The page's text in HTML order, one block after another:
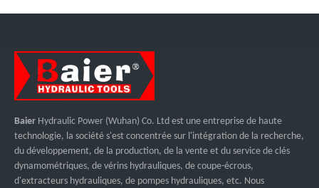
Baier Hydraulic Power (Wuhan) Co. Ltd est une entreprise de haute
technologie, la société s'est concentrée sur l'intégration de la recherche,
du développement, de la production, de la vente et du service de clés
dynamométriques, de vérins hydrauliques, de coupe-écrous,
d'extracteurs hydrauliques, de pompes hydrauliques, etc. Nous